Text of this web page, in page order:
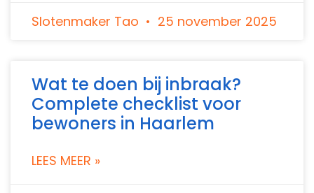
Slotenmaker Tao 25 november 2025
Wat te doen bij inbraak?
Complete checklist voor
bewoners in Haarlem
LEES MEER »